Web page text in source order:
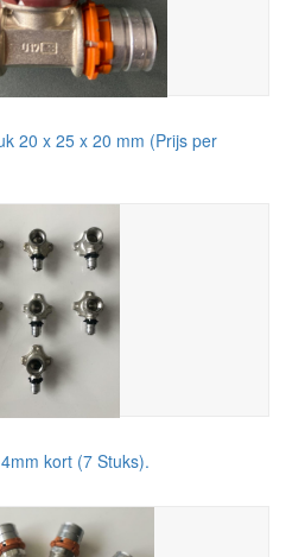
20 x 25 x 20 mm (Prijs per
kort (7 Stuks).